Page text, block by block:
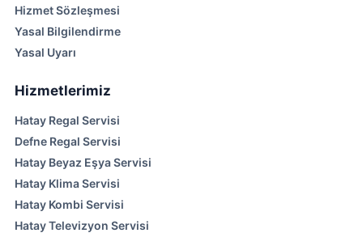
Hizmet Sözleşmesi
Yasal Bilgilendirme
Yasal Uyarı
Hizmetlerimiz
Hatay Regal Servisi
Defne Regal Servisi
Hatay Beyaz Eşya Servisi
Hatay Klima Servisi
Hatay Kombi Servisi
Hatay Televizyon Servisi